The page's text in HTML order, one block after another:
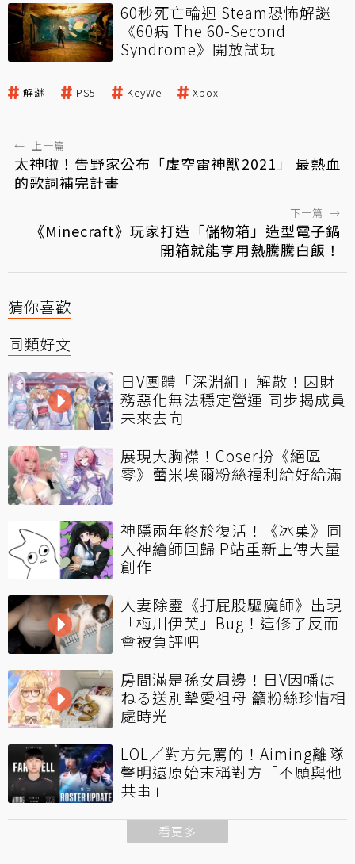
60秒死亡輪迴 Steam恐怖解謎
《60病 The 60-Second
Syndrome》開放試玩
解謎 PS5 KeyWe Xbox
← 上一篇
太神啦！告野家公布「虛空雷神獸2021」 最熱血
的歌詞補完計畫
下一篇 →
《Minecraft》玩家打造「儲物箱」造型電子鍋
開箱就能享用熱騰騰白飯！
猜你喜歡
同類好文
日V團體「深淵組」解散！因財
務惡化無法穩定營運 同步揭成員
未來去向
展現大胸襟！Coser扮《絕區
零》蕾米埃爾粉絲福利給好給滿
神隱兩年終於復活！《冰菓》同
人神繪師回歸 P站重新上傳大量
創作
人妻除靈《打屁股驅魔師》出現
「梅川伊芙」Bug！這修了反而
會被負評吧
房間滿是孫女周邊！日V因幡は
ねる送別摯愛祖母 籲粉絲珍惜相
處時光
LOL／對方先罵的！Aiming離隊
聲明還原始末稱對方「不願與他
共事」
看更多